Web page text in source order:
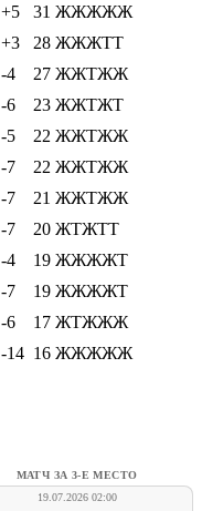
+5 31 ЖЖЖЖЖ
+3 28 ЖЖЖТТ
-4 27 ЖЖТЖЖ
-6 23 ЖЖТЖТ
-5 22 ЖЖТЖЖ
-7 22 ЖЖТЖЖ
-7 21 ЖЖТЖЖ
-7 20 ЖТЖТТ
-4 19 ЖЖЖЖТ
-7 19 ЖЖЖЖТ
-6 17 ЖТЖЖЖ
-14 16 ЖЖЖЖЖ
МАТЧ ЗА 3-Е МЕСТО
19.07.2026 02:00